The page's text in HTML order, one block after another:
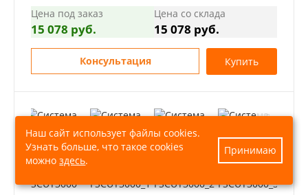
Цена под заказ
15 078 руб.
Цена со склада
15 078 руб.
Консультация Купить
Наш сайт использует файлы cookies.
Узнать больше, что такое cookies
можноздесь.
Принимаю